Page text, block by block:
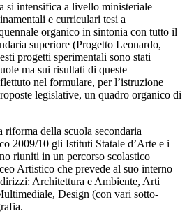
si intensifica a livello ministeriale
e curriculari tesi a
organico in sintonia con tutto il
superiore (Progetto Leonardo,
progetti sperimentali sono stati
ma sui risultati di queste
nel formulare, per l’istruzione
legislative, un quadro organico di
riforma della scuola secondaria
2009/10 gli Istituti Statale d’Arte e i
riuniti in un percorso scolastico
Artistico che prevede al suo interno
Architettura e Ambiente, Arti
Design (con vari sotto-